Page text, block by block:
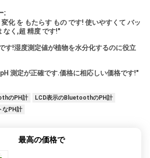
:
化 を もたらす もの です! 使いやすくて バッ
なく,超 精度 です!"
す!湿度測定値が植物を水分化するのに役立
測定が正確です.価格に相応しい価格です!"
のPH計
LCD表示のBluetoothのPH計
なPH計
最高の価格で